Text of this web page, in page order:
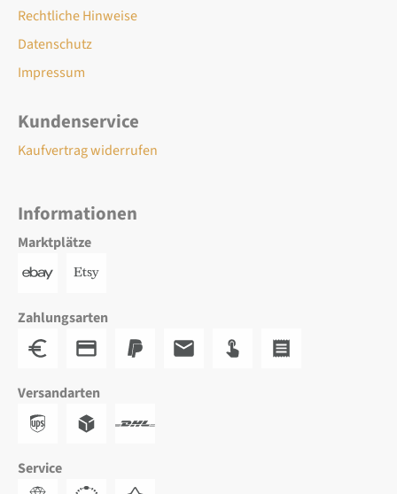
Rechtliche Hinweise
Datenschutz
Impressum
Kundenservice
Kaufvertrag widerrufen
Informationen
Marktplätze
Zahlungsarten
Versandarten
Service